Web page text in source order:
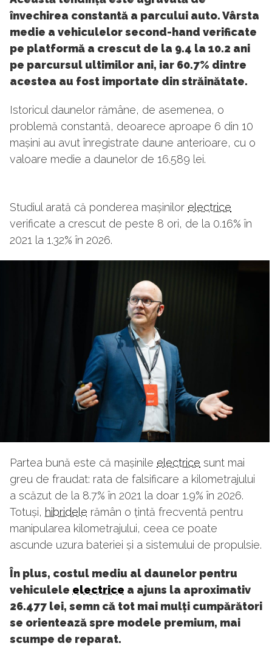
învechirea constantă a parcului auto. Vârsta
medie a vehiculelor second-hand verificate
pe platformă a crescut de la 9.4 la 10.2 ani
pe parcursul ultimilor ani, iar 60.7% dintre
acestea au fost importate din străinătate.
Istoricul daunelor rămâne, de asemenea, o
problemă constantă, deoarece aproape 6 din 10
mașini au avut înregistrate daune anterioare, cu o
valoare medie a daunelor de 16.589 lei.
Studiul arată că ponderea mașinilor electrice
verificate a crescut de peste 8 ori, de la 0.16% în
2021 la 1.32% în 2026.
Partea bună este că mașinile electrice sunt mai
greu de fraudat: rata de falsificare a kilometrajului
a scăzut de la 8.7% în 2021 la doar 1.9% în 2026.
Totuși, hibridele rămân o țintă frecventă pentru
manipularea kilometrajului, ceea ce poate
ascunde uzura bateriei și a sistemului de propulsie.
În plus, costul mediu al daunelor pentru
vehiculele electrice a ajuns la aproximativ
26.477 lei, semn că tot mai mulți cumpărători
se orientează spre modele premium, mai
scumpe de reparat.